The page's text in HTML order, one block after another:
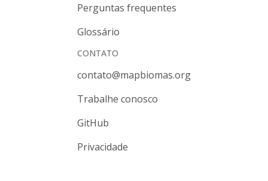
Perguntas frequentes
Glossário
CONTATO
contato@mapbiomas.org
Trabalhe conosco
GitHub
Privacidade